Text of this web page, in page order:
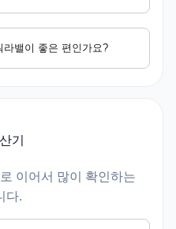
밸이 좋은 편인가요?
기
이어서 많이 확인하는
다.